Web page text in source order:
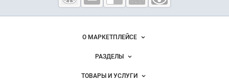
оборудование
и упаковка
Важные разделы и контакты
Навигация по сайтуО МАРКЕТПЛЕЙСЕ
Новости Eqinfo.ru
Размещение рекламы
РАЗДЕЛЫ
Объявления
ТОВАРЫ И УСЛУГИ